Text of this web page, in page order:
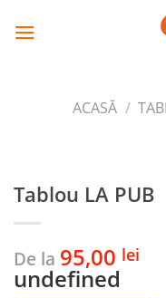
ACASĂ /
Tablou LA PUB
De la 95,00 lei
undefined